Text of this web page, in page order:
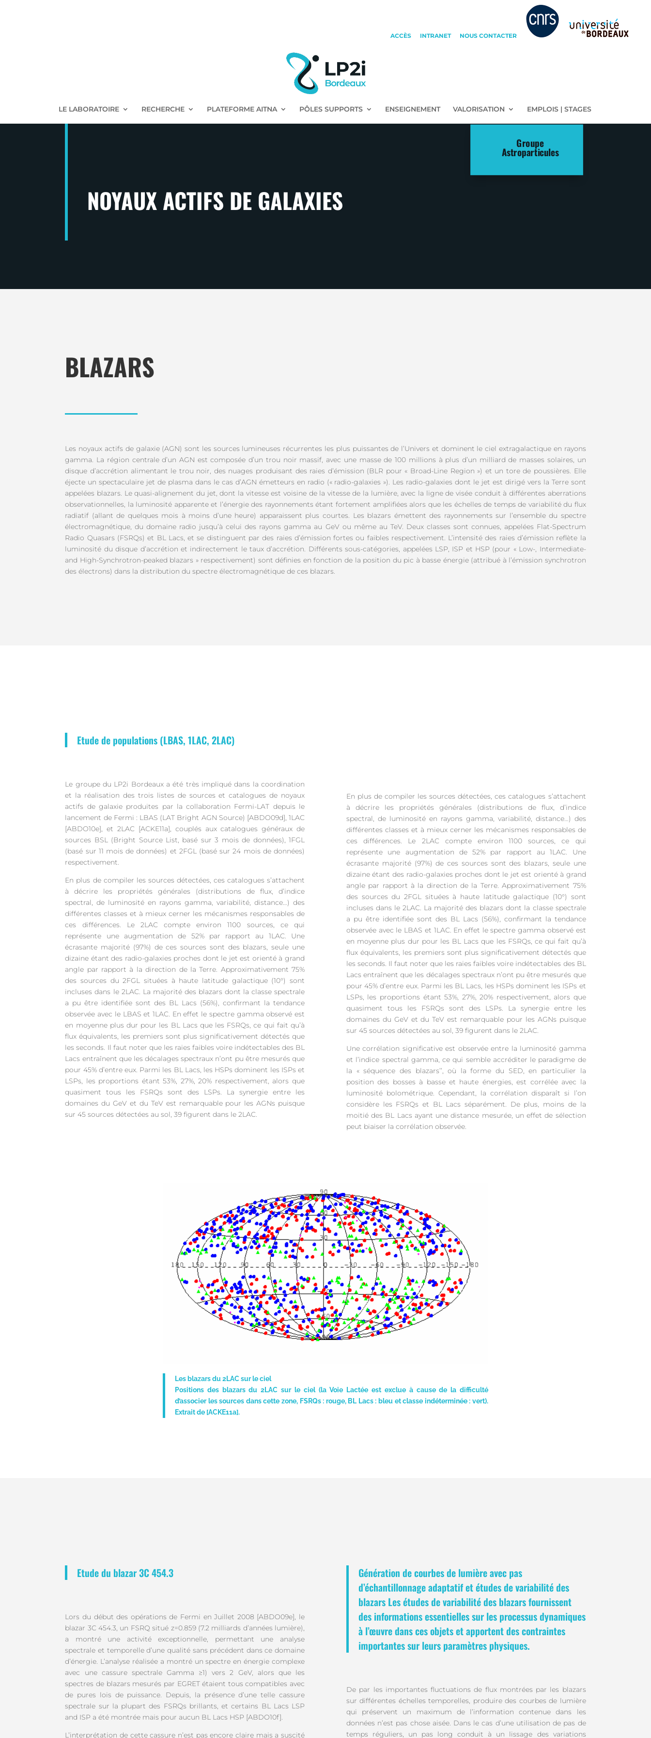
ACCÈS INTRANET NOUS CONTACTER
LE LABORATOIRE RECHERCHE PLATEFORME AITNA PÔLES SUPPORTS ENSEIGNEMENT VALORISATION EMPLOIS | STAGES
NOYAUX ACTIFS DE GALAXIES
Groupe
Astroparticules
BLAZARS
Les noyaux actifs de galaxie (AGN) sont les sources lumineuses récurrentes les plus puissantes de l’Univers et dominent le ciel extragalactique en rayons
gamma. La région centrale d’un AGN est composée d’un trou noir massif, avec une masse de 100 millions à plus d’un milliard de masses solaires, un
disque d’accrétion alimentant le trou noir, des nuages produisant des raies d’émission (BLR pour « Broad-Line Region ») et un tore de poussières. Elle
éjecte un spectaculaire jet de plasma dans le cas d’AGN émetteurs en radio (« radio-galaxies »). Les radio-galaxies dont le jet est dirigé vers la Terre sont
appelées blazars. Le quasi-alignement du jet, dont la vitesse est voisine de la vitesse de la lumière, avec la ligne de visée conduit à différentes aberrations
observationnelles, la luminosité apparente et l’énergie des rayonnements étant fortement amplifiées alors que les échelles de temps de variabilité du flux
radiatif (allant de quelques mois à moins d’une heure) apparaissent plus courtes. Les blazars émettent des rayonnements sur l’ensemble du spectre
électromagnétique, du domaine radio jusqu’à celui des rayons gamma au GeV ou même au TeV. Deux classes sont connues, appelées Flat-Spectrum
Radio Quasars (FSRQs) et BL Lacs, et se distinguent par des raies d’émission fortes ou faibles respectivement. L’intensité des raies d’émission reflète la
luminosité du disque d’accrétion et indirectement le taux d’accrétion. Différents sous-catégories, appelées LSP, ISP et HSP (pour « Low-, Intermediate-
and High-Synchrotron-peaked blazars » respectivement) sont définies en fonction de la position du pic à basse énergie (attribué à l’émission synchrotron
des électrons) dans la distribution du spectre électromagnétique de ces blazars.
Etude de populations (LBAS, 1LAC, 2LAC)
Le groupe du LP2i Bordeaux a été très impliqué dans la coordination
et la réalisation des trois listes de sources et catalogues de noyaux
actifs de galaxie produites par la collaboration Fermi-LAT depuis le
lancement de Fermi : LBAS (LAT Bright AGN Source) [ABDO09d], 1LAC
[ABDO10e], et 2LAC [ACKE11a], couplés aux catalogues généraux de
sources BSL (Bright Source List, basé sur 3 mois de données), 1FGL
(basé sur 11 mois de données) et 2FGL (basé sur 24 mois de données)
respectivement.
En plus de compiler les sources détectées, ces catalogues s’attachent
à décrire les propriétés générales (distributions de flux, d’indice
spectral, de luminosité en rayons gamma, variabilité, distance…) des
différentes classes et à mieux cerner les mécanismes responsables de
ces différences. Le 2LAC compte environ 1100 sources, ce qui
représente une augmentation de 52% par rapport au 1LAC. Une
écrasante majorité (97%) de ces sources sont des blazars, seule une
dizaine étant des radio-galaxies proches dont le jet est orienté à grand
angle par rapport à la direction de la Terre. Approximativement 75%
des sources du 2FGL situées à haute latitude galactique (10°) sont
incluses dans le 2LAC. La majorité des blazars dont la classe spectrale
a pu être identifiée sont des BL Lacs (56%), confirmant la tendance
observée avec le LBAS et 1LAC. En effet le spectre gamma observé est
en moyenne plus dur pour les BL Lacs que les FSRQs, ce qui fait qu’à
flux équivalents, les premiers sont plus significativement détectés que
les seconds. Il faut noter que les raies faibles voire indétectables des BL
Lacs entraînent que les décalages spectraux n’ont pu être mesurés que
pour 45% d’entre eux. Parmi les BL Lacs, les HSPs dominent les ISPs et
LSPs, les proportions étant 53%, 27%, 20% respectivement, alors que
quasiment tous les FSRQs sont des LSPs. La synergie entre les
domaines du GeV et du TeV est remarquable pour les AGNs puisque
sur 45 sources détectées au sol, 39 figurent dans le 2LAC.
En plus de compiler les sources détectées, ces catalogues s’attachent
à décrire les propriétés générales (distributions de flux, d’indice
spectral, de luminosité en rayons gamma, variabilité, distance…) des
différentes classes et à mieux cerner les mécanismes responsables de
ces différences. Le 2LAC compte environ 1100 sources, ce qui
représente une augmentation de 52% par rapport au 1LAC. Une
écrasante majorité (97%) de ces sources sont des blazars, seule une
dizaine étant des radio-galaxies proches dont le jet est orienté à grand
angle par rapport à la direction de la Terre. Approximativement 75%
des sources du 2FGL situées à haute latitude galactique (10°) sont
incluses dans le 2LAC. La majorité des blazars dont la classe spectrale
a pu être identifiée sont des BL Lacs (56%), confirmant la tendance
observée avec le LBAS et 1LAC. En effet le spectre gamma observé est
en moyenne plus dur pour les BL Lacs que les FSRQs, ce qui fait qu’à
flux équivalents, les premiers sont plus significativement détectés que
les seconds. Il faut noter que les raies faibles voire indétectables des BL
Lacs entraînent que les décalages spectraux n’ont pu être mesurés que
pour 45% d’entre eux. Parmi les BL Lacs, les HSPs dominent les ISPs et
LSPs, les proportions étant 53%, 27%, 20% respectivement, alors que
quasiment tous les FSRQs sont des LSPs. La synergie entre les
domaines du GeV et du TeV est remarquable pour les AGNs puisque
sur 45 sources détectées au sol, 39 figurent dans le 2LAC.
Une corrélation significative est observée entre la luminosité gamma
et l’indice spectral gamma, ce qui semble accréditer le paradigme de
la « séquence des blazars’’, où la forme du SED, en particulier la
position des bosses à basse et haute énergies, est corrélée avec la
luminosité bolométrique. Cependant, la corrélation disparaît si l’on
considère les FSRQs et BL Lacs séparément. De plus, moins de la
moitié des BL Lacs ayant une distance mesurée, un effet de sélection
peut biaiser la corrélation observée.
Les blazars du 2LAC sur le ciel
Positions des blazars du 2LAC sur le ciel (la Voie Lactée est exclue à cause de la difficulté
d’associer les sources dans cette zone, FSRQs : rouge, BL Lacs : bleu et classe indéterminée : vert).
Extrait de [ACKE11a].
Etude du blazar 3C 454.3
Lors du début des opérations de Fermi en Juillet 2008 [ABDO09e], le
blazar 3C 454.3, un FSRQ situé z=0.859 (7.2 milliards d’années lumière),
a montré une activité exceptionnelle, permettant une analyse
spectrale et temporelle d’une qualité sans précédent dans ce domaine
d’énergie. L’analyse réalisée a montré un spectre en énergie complexe
avec une cassure spectrale Gamma ≥1) vers 2 GeV, alors que les
spectres de blazars mesurés par EGRET étaient tous compatibles avec
de pures lois de puissance. Depuis, la présence d’une telle cassure
spectrale sur la plupart des FSRQs brillants, et certains BL Lacs LSP
and ISP a été montrée mais pour aucun BL Lacs HSP [ABDO10f].
L’interprétation de cette cassure n’est pas encore claire mais a suscité
Génération de courbes de lumière avec pas
d’échantillonnage adaptatif et études de variabilité des
blazars Les études de variabilité des blazars fournissent
des informations essentielles sur les processus dynamiques
à l’œuvre dans ces objets et apportent des contraintes
importantes sur leurs paramètres physiques.
De par les importantes fluctuations de flux montrées par les blazars
sur différentes échelles temporelles, produire des courbes de lumière
qui préservent un maximum de l’information contenue dans les
données n’est pas chose aisée. Dans le cas d’une utilisation de pas de
temps réguliers, un pas long conduit à un lissage des variations